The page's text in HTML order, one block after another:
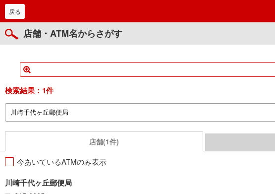
戻る
店舗・ATM名からさがす
検索結果： 1件
店舗(1件)
今あいているATMのみ表示
川崎千代ヶ丘郵便局